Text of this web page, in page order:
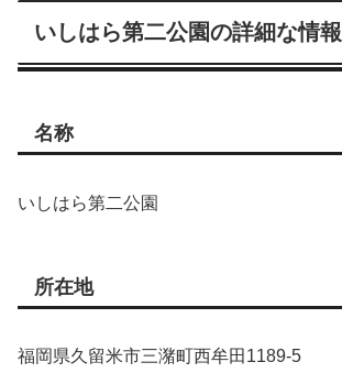
いしはら第二公園の詳細な情報
名称
いしはら第二公園
所在地
福岡県久留米市三潴町西牟田1189-5